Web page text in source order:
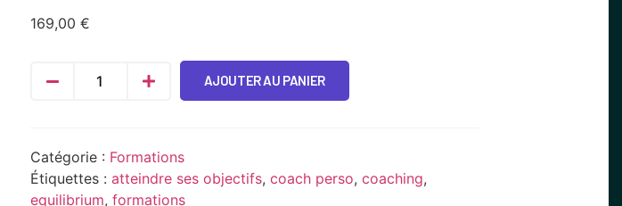
169,00 €
AJOUTER AU PANIER
Catégorie : Formations
Étiquettes : atteindre ses objectifs, coach perso, coaching,
equilibrium, formations